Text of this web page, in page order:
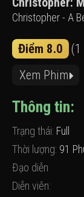
Christopher - A
Điểm 8.0 (1
Xem Phim
Thông tin:
Trạng thái: Full
Thời lượng: 91
Đạo diễn
Diễn viên: